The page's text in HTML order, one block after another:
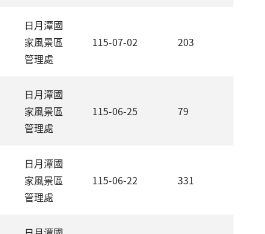
日月潭國
家風景區
管理處
115-07-02 203
日月潭國
家風景區
管理處
115-06-25 79
日月潭國
家風景區
管理處
115-06-22 331